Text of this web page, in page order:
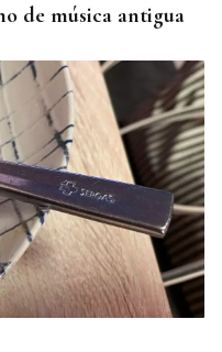
de música antigua